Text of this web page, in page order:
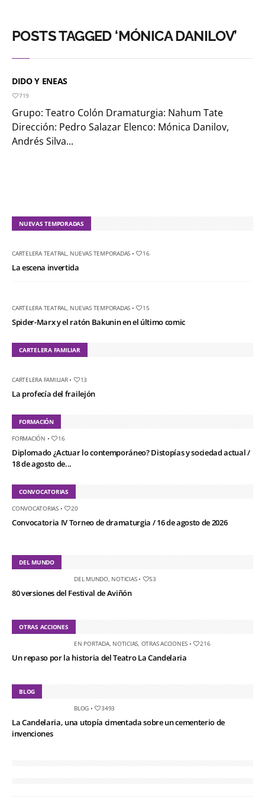
POSTS TAGGED ‘MÓNICA DANILOV’
DIDO Y ENEAS
719
Grupo: Teatro Colón Dramaturgia: Nahum Tate
Dirección: Pedro Salazar Elenco: Mónica Danilov,
Andrés Silva...
NUEVAS TEMPORADAS
CARTELERA TEATRAL NUEVAS TEMPORADAS • 16
La escena invertida
CARTELERA TEATRAL NUEVAS TEMPORADAS • 15
Spider-Marx y el ratón Bakunin en el último comic
CARTELERA FAMILIAR
CARTELERA FAMILIAR• 13
La profecía del frailejón
FORMACIÓN
FORMACIÓN • 16
Diplomado ¿Actuar lo contemporáneo? Distopías y sociedad actual /
18 de agosto de...
CONVOCATORIAS
CONVOCATORIAS• 20
Convocatoria IV Torneo de dramaturgia / 16 de agosto de 2026
DEL MUNDO
DEL MUNDO, NOTICIAS• 53
80 versiones del Festival de Aviñón
OTRAS ACCIONES
EN PORTADA, NOTICIAS OTRAS ACCIONES • 216
Un repaso por la historia del Teatro La Candelaria
BLOG
BLOG • 3493
La Candelaria, una utopía cimentada sobre un cementerio de
invenciones